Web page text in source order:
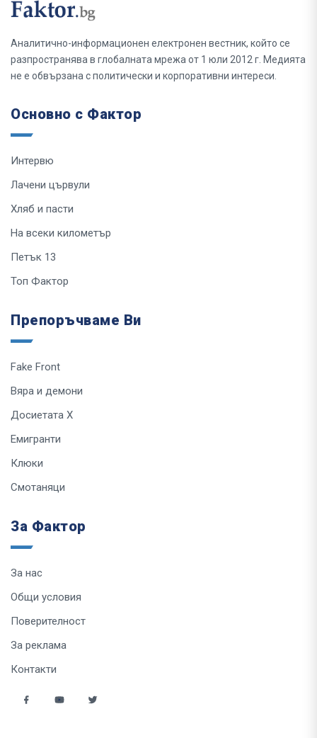
Аналитично-информационен електронен вестник, който се
разпространява в глобалната мрежа от 1 юли 2012 г. Медията
не е обвързана с политически и корпоративни интереси.
Основно с Фактор
Интервю
Лачени цървули
Хляб и пасти
На всеки километър
Петък 13
Топ Фактор
Препоръчваме Ви
Fake Front
Вяра и демони
Досиетата Х
Емигранти
Клюки
Смотаняци
За Фактор
За нас
Общи условия
Поверителност
За реклама
Контакти